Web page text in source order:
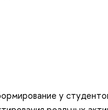
у